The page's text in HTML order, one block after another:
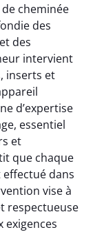
cheminée
des
des
intervient
inserts et
d’expertise
essentiel
et
que chaque
effectué dans
vise à
respectueuse